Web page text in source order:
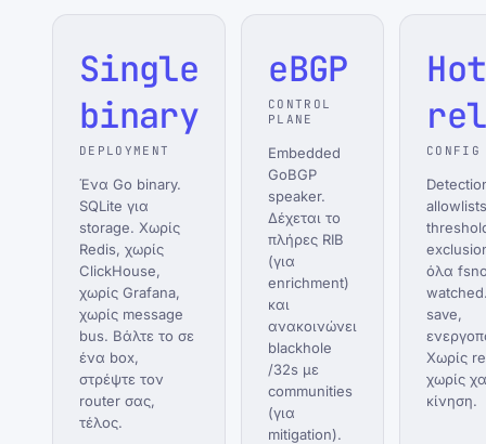
Single
binary
DEPLOYMENT
Ένα Go binary.
SQLite για
storage. Χωρίς
Redis, χωρίς
ClickHouse,
χωρίς Grafana,
χωρίς message
bus. Βάλτε το σε
ένα box,
στρέψτε τον
router σας,
τέλος.
eBGP
CONTROL
PLANE
Embedded
GoBGP
speaker.
Δέχεται το
πλήρες RIB
(για
enrichment)
και
ανακοινώνει
blackhole
/32s με
communities
(για
mitigation).
CONFIG
όλα
save,
Χωρίς
χωρίς
κίνηση.